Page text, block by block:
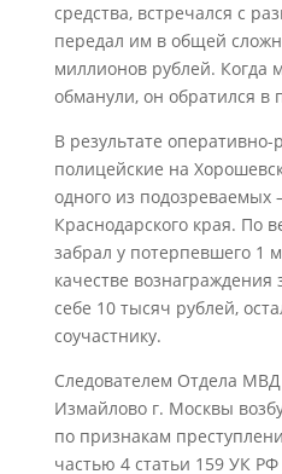
средства, встречался с
передал им в общей
миллионов рублей. Когда
обманули, он обратился в
В результате
полицейские на
одного из подозреваемых
Краснодарского края. По
забрал у потерпевшего 1
качестве
себе 10 тысяч рублей,
соучастнику.
Следователем Отдела
Измайлово г. Москвы
по признакам
частью 4 статьи 159 УК